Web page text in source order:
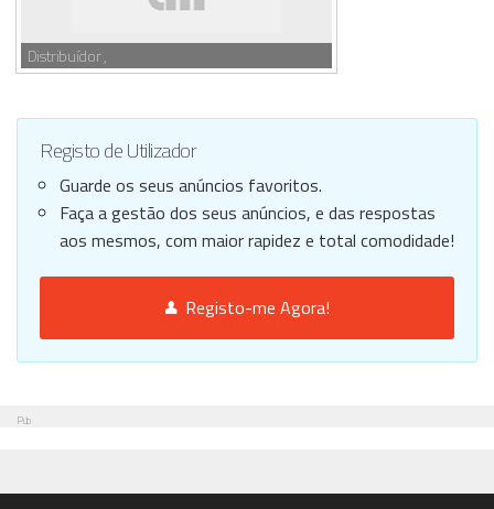
Distribuídor ,
Registo de Utilizador
Guarde os seus anúncios favoritos.
Faça a gestão dos seus anúncios, e das respostas
aos mesmos, com maior rapidez e total comodidade!
Registo-me Agora!
Pub